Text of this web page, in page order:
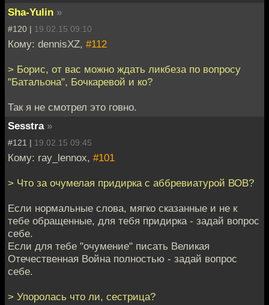
Sha-Yulin »
#120 | 19.02.15 09:10
Кому: dennisXZ, #112
> Борис, от вас можно ждать ликбеза по вопросу
"Батальона", Бочкаревой и ко?
Так я не смотрел это говно.
Sesstra »
#121 | 19.02.15 09:45
Кому: ray_lennox, #101
> Что за очумелая придирка с аббревиатурой ВОВ?
Если нормальные слова, мягко сказанные и не к
тебе обращенные, для тебя придирка - задай вопрос
себе.
Если для тебе "очумение" писать Великая
Отечественная Война полностью - задай вопрос
себе.
> Упоролась что ли, сестрица?